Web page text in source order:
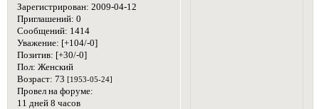
Зарегистрирован: 2009-04-12
Приглашений: 0
Сообщений: 1414
Уважение: [+104/-0]
Позитив: [+30/-0]
Пол: Женский
Возраст: 73 [1953-05-24]
Провел на форуме:
11 дней 8 часов